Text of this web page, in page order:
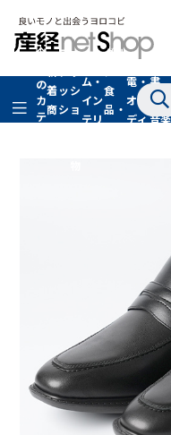
全
の
カ
テ
着
商
品
フ
ッ
シ
ョ
フ
ァ
シ
ョ
ン
ム・
イン
テリ
グル
食
品・
ドリ
家
電・
オー
ディ
書
籍・
音